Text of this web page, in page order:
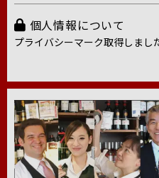
個人情報について
プライバシーマーク取得しまし